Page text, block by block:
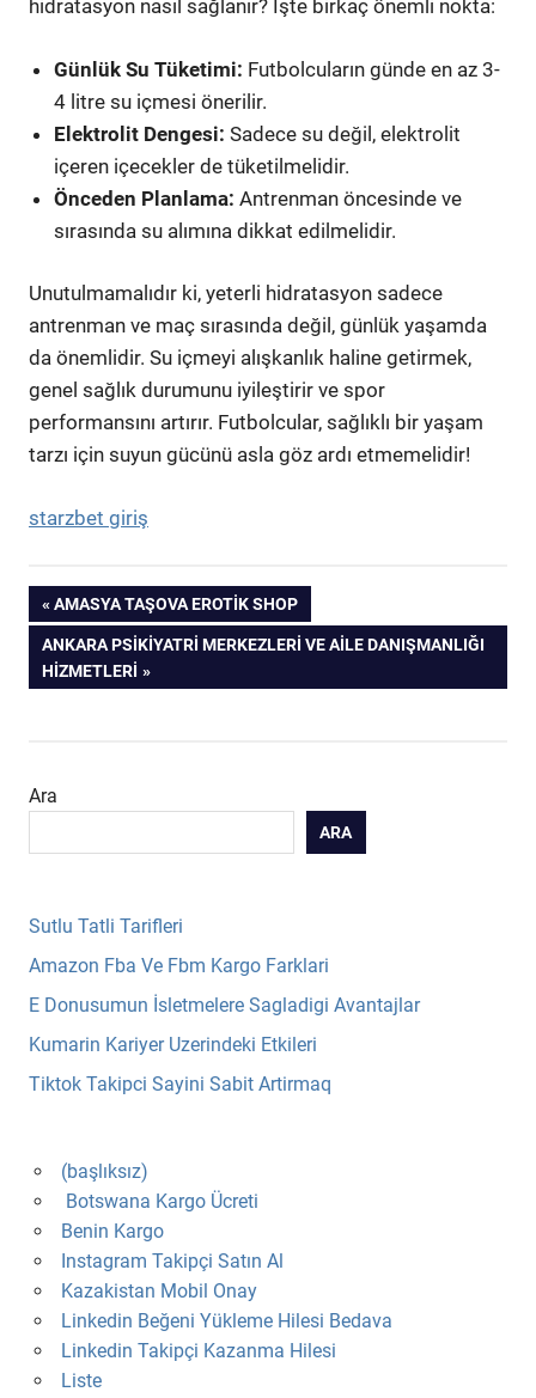
hidratasyon nasıl sağlanır? İşte birkaç önemli nokta:
Günlük Su Tüketimi: Futbolcuların günde en az 3-
4 litre su içmesi önerilir.
Elektrolit Dengesi: Sadece su değil, elektrolit
içeren içecekler de tüketilmelidir.
Önceden Planlama: Antrenman öncesinde ve
sırasında su alımına dikkat edilmelidir.
Unutulmamalıdır ki, yeterli hidratasyon sadece
antrenman ve maç sırasında değil, günlük yaşamda
da önemlidir. Su içmeyi alışkanlık haline getirmek,
genel sağlık durumunu iyileştirir ve spor
performansını artırır. Futbolcular, sağlıklı bir yaşam
tarzı için suyun gücünü asla göz ardı etmemelidir!
starzbet giriş
Yazı
gezinmesi
PREVIOUS
POST:
AMASYA TAŞOVA EROTIK SHOP
NEXT
POST:
ANKARA PSIKIYATRI MERKEZLERI VE AILE DANIŞMANLIĞI
HIZMETLERI
Ara
ARA
Sutlu Tatli Tarifleri
Amazon Fba Ve Fbm Kargo Farklari
E Donusumun İsletmelere Sagladigi Avantajlar
Kumarin Kariyer Uzerindeki Etkileri
Tiktok Takipci Sayini Sabit Artirmaq
(başlıksız)
Botswana Kargo Ücreti
Benin Kargo
Instagram Takipçi Satın Al
Kazakistan Mobil Onay
Linkedin Beğeni Yükleme Hilesi Bedava
Linkedin Takipçi Kazanma Hilesi
Liste